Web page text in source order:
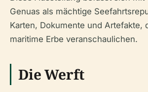
Genuas als mächtige
Karten, Dokumente und Artefakte,
maritime Erbe veranschaulichen.
Die Werft